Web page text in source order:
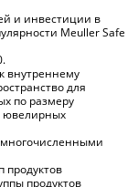
и инвестиции в
Meuller Safe
внутреннему
для
по размеру
ювелирных
многочисленными
продуктов
продуктов